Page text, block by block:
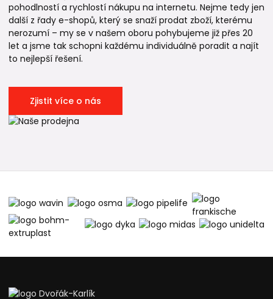
pohodlností a rychlostí nákupu na internetu. Nejme tedy jen
další z řady e-shopů, který se snaží prodat zboží, kterému
nerozumí – my se v našem oboru pohybujeme již přes 20
let a jsme tak schopni každému individuálně poradit a najít
to nejlepší řešení.
Zjistit více o nás